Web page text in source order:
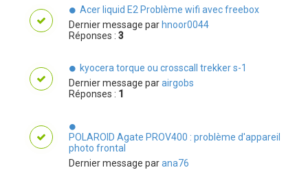
Acer liquid E2 Problème wifi avec freebox
Dernier message parhnoor0044
Réponses : 3
kyocera torque ou crosscall trekker s-1
Dernier message parairgobs
Réponses : 1
POLAROID Agate PROV400 : problème d'appareil
photo frontal
Dernier message parana76